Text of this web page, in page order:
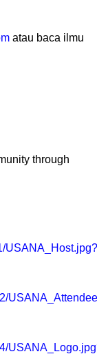
atau baca ilmu
through
USANA_Host.jpg?